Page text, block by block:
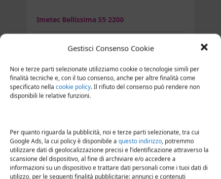
Gestisci Consenso Cookie
Noi e terze parti selezionate utilizziamo cookie o tecnologie simili per
finalità tecniche e, con il tuo consenso, anche per altre finalità come
specificato nella cookie policy. Il rifiuto del consenso può rendere non
disponibili le relative funzioni.
Per quanto riguarda la pubblicità, noi e terze parti selezionate, tra cui
Google Ads, la cui policy è disponibile a questo indirizzo, potremmo
utilizzare dati di geolocalizzazione precisi e l’identificazione attraverso la
scansione del dispositivo, al fine di archiviare e/o accedere a
informazioni su un dispositivo e trattare dati personali come i tuoi dati di
utilizzo, per le seguenti finalità pubblicitarie: annunci e contenuti
Imetec Bellissima S5 2200
Imetec C12 2000
Imetec CV1 2000
Imetec K4 2500